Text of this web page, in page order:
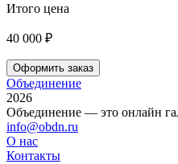
Итого цена
40 000 ₽
Оформить заказ
Объединение
2026
Объединение — это онлайн
info@obdn.ru
О нас
Контакты